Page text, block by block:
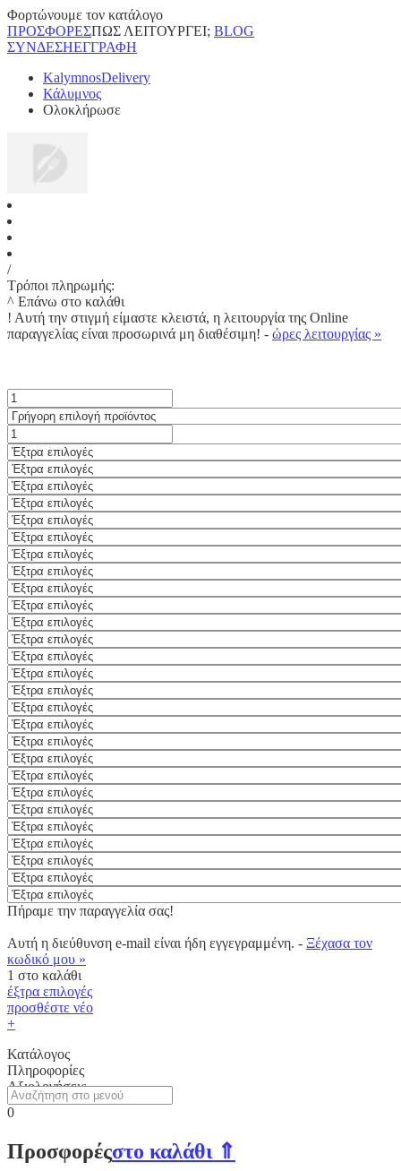
Φορτώνουμε τον κατάλογο
ΠΡΟΣΦΟΡΕΣΠΩΣ ΛΕΙΤΟΥΡΓΕΙ; BLOG
ΣΥΝΔΕΣΗΕΓΓΡΑΦΗ
KalymnosDelivery
Κάλυμνος
Ολοκλήρωσε
/
Τρόποι πληρωμής:
^ Επάνω στο καλάθι
! Αυτή την στιγμή είμαστε κλειστά, η λειτουργία της Online
παραγγελίας είναι προσωρινά μη διαθέσιμη! - ώρες λειτουργίας »
Πήραμε την παραγγελία σας!
Αυτή η διεύθυνση e-mail είναι ήδη εγγεγραμμένη. - Ξέχασα τον
κωδικό μου »
1 στο καλάθι
έξτρα επιλογές
προσθέστε νέο
+
Κατάλογος
Πληροφορίες
Αξιολογήσεις
0
Προσφορέςστο καλάθι ⇑